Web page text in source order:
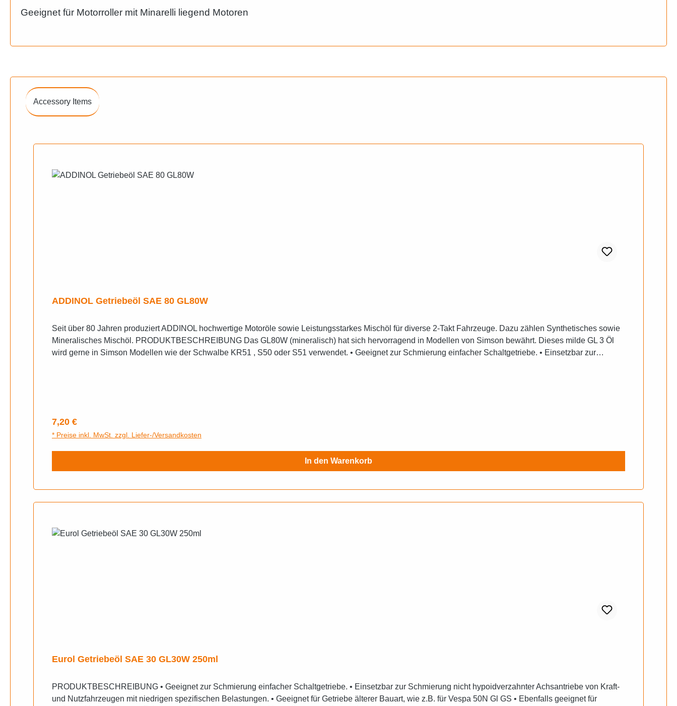
Geeignet für Motorroller mit Minarelli liegend Motoren
Accessory Items
ADDINOL Getriebeöl SAE 80 GL80W
Seit über 80 Jahren produziert ADDINOL hochwertige Motoröle sowie Leistungsstarkes Mischöl für diverse 2-Takt Fahrzeuge. Dazu zählen Synthetisches sowie
Mineralisches Mischöl. PRODUKTBESCHREIBUNG Das GL80W (mineralisch) hat sich hervorragend in Modellen von Simson bewährt. Dieses milde GL 3 Öl
wird gerne in Simson Modellen wie der Schwalbe KR51 , S50 oder S51 verwendet. • Geeignet zur Schmierung einfacher Schaltgetriebe. • Einsetzbar zur
Regulärer Preis:
7,20 €
* Preise inkl. MwSt. zzgl. Liefer-/Versandkosten
In den Warenkorb
Eurol Getriebeöl SAE 30 GL30W 250ml
PRODUKTBESCHREIBUNG • Geeignet zur Schmierung einfacher Schaltgetriebe. • Einsetzbar zur Schmierung nicht hypoidverzahnter Achsantriebe von Kraft-
und Nutzfahrzeugen mit niedrigen spezifischen Belastungen. • Geeignet für Getriebe älterer Bauart, wie z.B. für Vespa 50N Gl GS • Ebenfalls geeignet für